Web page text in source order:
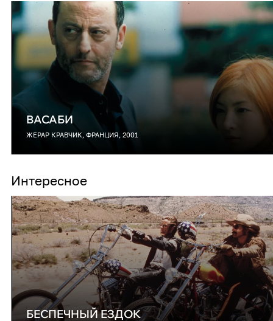
ВАСАБИ
ЖЕРАР КРАВЧИК, ФРАНЦИЯ, 2001
Интересное
БЕСПЕЧНЫЙ ЕЗДОК